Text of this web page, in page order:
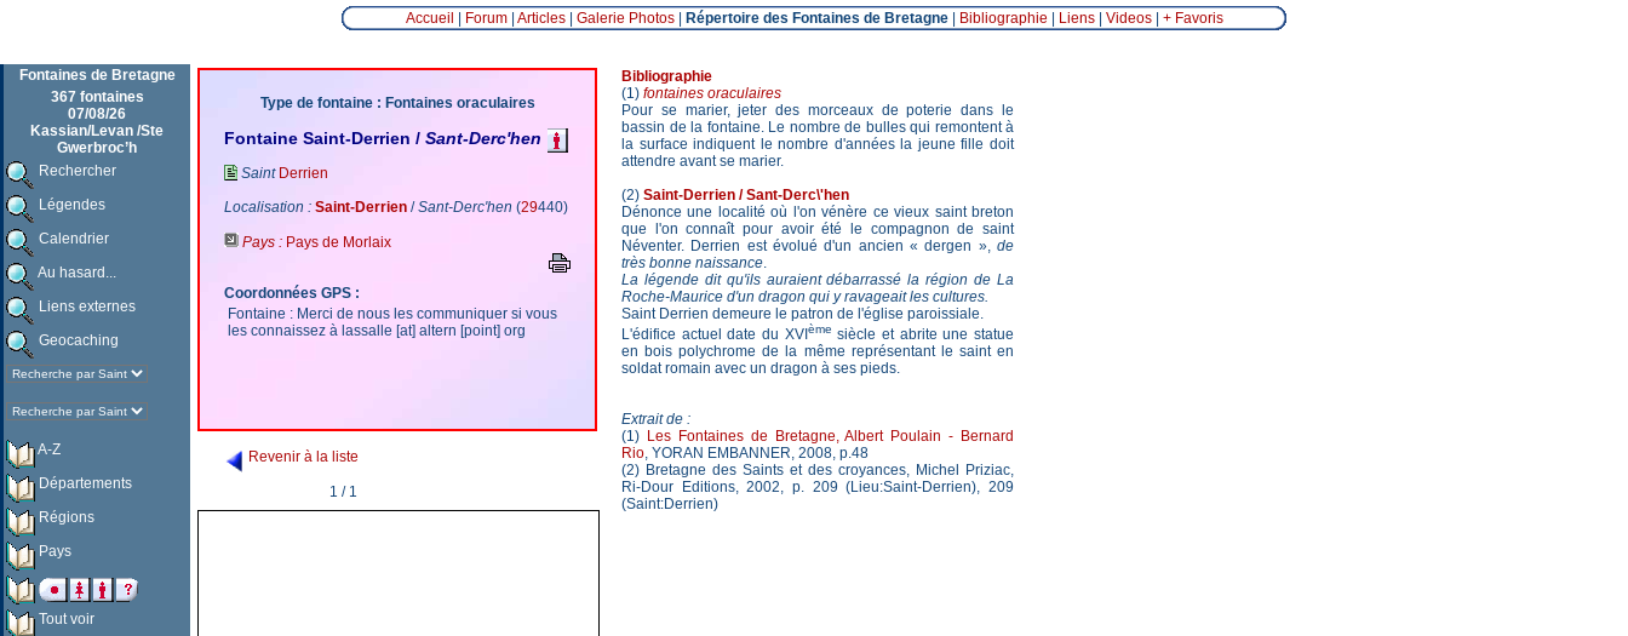
Accueil Forum| Articles| Galerie Photos| Répertoire des Fontaines de Bretagne| Bibliographie Liens| Videos| + Favoris
Fontaines de Bretagne
367 fontaines
07/08/26
Kassian/Levan /Ste
Gwerbroc’h
Rechercher
Légendes
Calendrier
Au hasard...
Liens externes
Geocaching
A-Z
Départements
Régions
Pays
Tout voir
Type de fontaine : Fontaines oraculaires
Fontaine Saint-Derrien / Sant-Derc'hen
Saint Derrien
Localisation : Saint-Derrien /Sant-Derc'hen (29440)
Pays : Pays de Morlaix
Coordonnées GPS :
Fontaine : Merci de nous les communiquer si vous
les connaissez à lassalle [at] altern [point] org
Revenir à la liste
1 / 1
Bibliographie
(1) fontaines oraculaires
Pour se marier, jeter des morceaux de poterie dans le
bassin de la fontaine. Le nombre de bulles qui remontent à
la surface indiquent le nombre d'années la jeune fille doit
attendre avant se marier.
(2) Saint-Derrien / Sant-Derc\'hen
Dénonce une localité où l'on vénère ce vieux saint breton
que l'on connaît pour avoir été le compagnon de saint
Néventer. Derrien est évolué d'un ancien « dergen », de
très bonne naissance.
La légende dit qu'ils auraient débarrassé la région de La
Roche-Maurice d'un dragon qui y ravageait les cultures.
Saint Derrien demeure le patron de l'église paroissiale.
L'édifice actuel date du XVI ème siècle et abrite une statue
en bois polychrome de la même représentant le saint en
soldat romain avec un dragon à ses pieds.
Extrait de :
(1) Les Fontaines de Bretagne, Albert Poulain - Bernard
Rio, YORAN EMBANNER, 2008, p.48
(2) Bretagne des Saints et des croyances, Michel Priziac,
Ri-Dour Editions, 2002, p. 209 (Lieu:Saint-Derrien), 209
(Saint:Derrien)